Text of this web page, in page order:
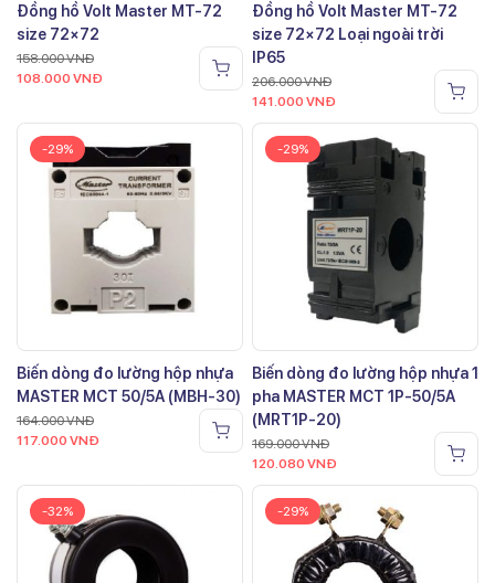
Đồng hồ Volt Master MT-72
size 72×72
158.000VNĐ
108.000 VNĐ
Đồng hồ Volt Master MT-72
size 72×72 Loại ngoài trời
IP65
206.000VNĐ
141.000 VNĐ
-29%
Biến dòng đo lường hộp nhựa
MASTER MCT 50/5A (MBH-30)
164.000VNĐ
117.000 VNĐ
-29%
Biến dòng đo lường hộp nhựa 1
pha MASTER MCT 1P-50/5A
(MRT1P-20)
169.000VNĐ
120.080 VNĐ
-32% -29%